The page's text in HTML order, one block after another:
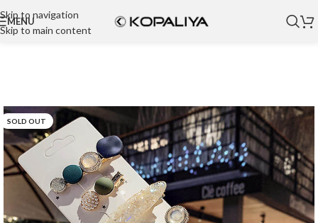
Skip to navigation
Skip to main content
MENU
SOLD OUT